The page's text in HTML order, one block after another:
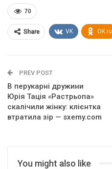
70
Share VK OK.ru
PREV POST
В перукарні дружини
Юрія Тація «Растрьопа»
скалічили жінку: клієнтка
втратила зір — sxemy.com
You might also like